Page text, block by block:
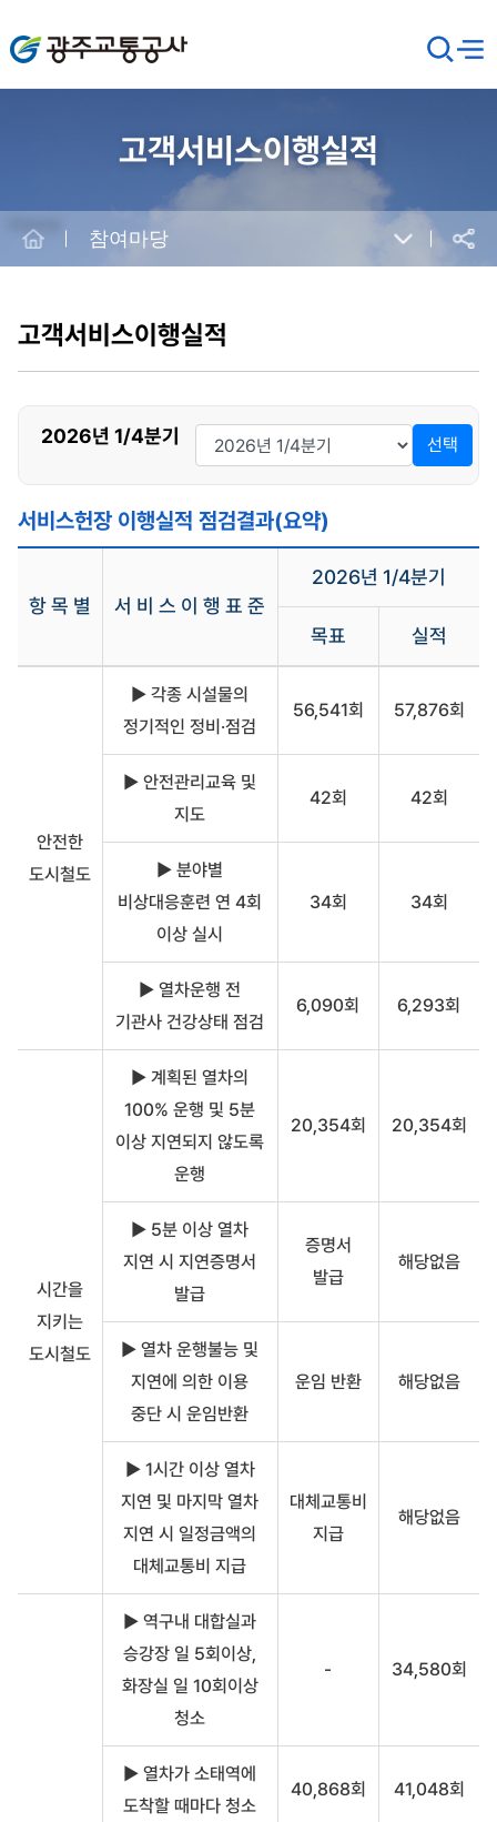
광주교통공사
검
색
창
메뉴
고객서비스이행실적
공유
참여마당
고객서비스이행실적
2026년 1/4분기
년
선택
서비스헌장 이행실적 점검결과(요약)
실
적
기
항 목 별 서 비 스 이 행 표 준
2026년 1/4분기
목표 실적
안전한
도시철도
▶ 각종 시설물의
정기적인 정비·점검
56,541회 57,876회
▶ 안전관리교육 및
지도
42회 42회
▶ 분야별
비상대응훈련 연 4회
이상 실시
34회 34회
▶ 열차운행 전
기관사 건강상태 점검
6,090회 6,293회
시간을
지키는
도시철도
▶ 계획된 열차의
100% 운행 및 5분
이상 지연되지 않도록
운행
20,354회 20,354회
▶ 5분 이상 열차
지연 시 지연증명서
발급
증명서
발급
해당없음
▶ 열차 운행불능 및
지연에 의한 이용
중단 시 운임반환
운임 반환 해당없음
▶ 1시간 이상 열차
지연 및 마지막 열차
지연 시 일정금액의
대체교통비 지급
대체교통비
지급
해당없음
▶ 역구내 대합실과
승강장 일 5회이상,
화장실 일 10회이상
청소
- 34,580회
▶ 열차가 소태역에
도착할 때마다 청소
40,868회 41,048회